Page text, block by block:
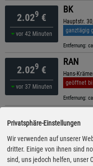
2.029 €
vor 42 Minuten
BK
Hauptstr.
ganztägig
Entfernung:
2.029 €
vor 37 Minuten
RAN
Hans-
geöffnet
Entfernung:
2.039€
vor 2 Minuten
geöffnet
Entfernung:
Privatsphäre-Einstellungen
Wir verwenden auf unserer
dritter. Einige von ihnen sind
sind, uns jedoch helfen, unser